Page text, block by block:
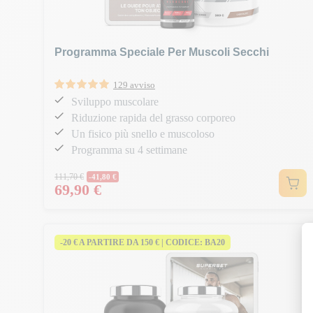
Programma Speciale Per Muscoli Secchi
129 avviso
Sviluppo muscolare
Riduzione rapida del grasso corporeo
Un fisico più snello e muscoloso
Programma su 4 settimane
Prezzo normale
111,70 € -41,80 €
Prezzo
69,90 €
-20 € A PARTIRE DA 150 € | CODICE: BA20